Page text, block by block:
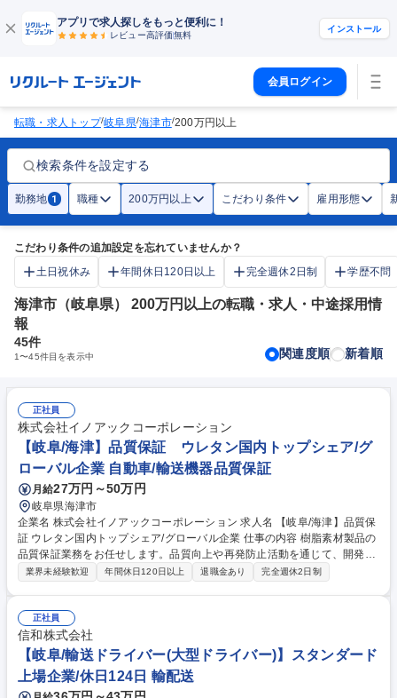
アプリで求人探しをもっと便利に！
レビュー高評価無料
インストール
会員ログイン
転職・求人トップ/岐阜県/海津市/200万円以上
検索条件を設定する
勤務地 1 職種 200万円以上 こだわり条件 雇用形態
こだわり条件の追加設定を忘れていませんか？
土日祝休み
年間休日120日以上 完全週休2日制 学歴不問
海津市（岐阜県） 200万円以上の転職・求人・中途採用情
報
45件
1〜45件目を表示中 関連度順 新着順
正社員
株式会社イノアックコーポレーション
【岐阜/海津】品質保証 ウレタン国内トップシェア/グ
ローバル企業 自動車/輸送機器品質保証
月給27万円～50万円
岐阜県海津市
企業名 株式会社イノアックコーポレーション 求人名 【岐阜/海津】品質保
証 ウレタン国内トップシェア/グローバル企業 仕事の内容 樹脂素材製品の
品質保証業務をお任せします。品質向上や再発防止活動を通じて、開発か
ら量産、市場まで一貫した品質づくりに携わり、顧客満足度向上へ貢献い
工程変更・量産移行・初期流動管理、規格書・納入仕様書など各種標準類
の作成を行います。 ■品質向上：ISO推進活動、試験成績書発行、定期物
性試験を通じ品質維持・向上を推進します。 ※将来的には係長を目指せる
方を歓迎します 募集職種 【岐阜/海津】品質保証 ウレタン国内トップシェ
ア/グローバル企業
業界未経験歓迎 年間休日120日以上 退職金あり 完全週休2日制
正社員
信和株式会社
【岐阜/輸送ドライバー(大型ドライバー)】スタンダード
上場企業/休日124日 輸配送